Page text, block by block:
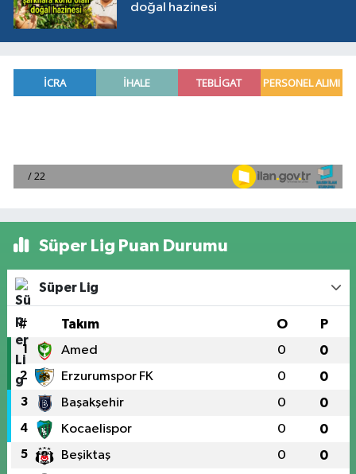
doğal hazinesi
Süper Lig Puan Durumu
Süper Lig
# Takım O P
1 Amed 0 0
2 Erzurumspor FK 0 0
3 Başakşehir 0 0
4 Kocaelispor 0 0
5 Beşiktaş 0 0